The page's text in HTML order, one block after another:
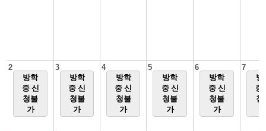
2
방학
중 신
청불
가
3
방학
중 신
청불
가
4
방학
중 신
청불
가
5
방학
중 신
청불
가
6
방학
중 신
청불
가
7
방
중
청